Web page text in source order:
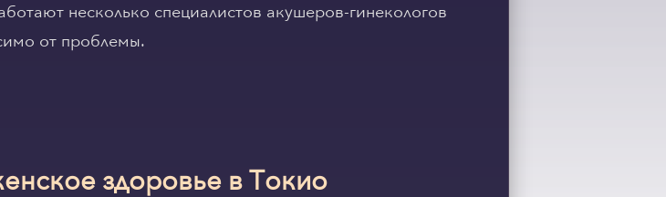
несколько специалистов акушеров-гинекологов
от проблемы.
здоровье в Токио